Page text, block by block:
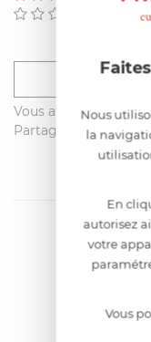
Vous avez acheté ce
Partagez votre avis
Nous
la
En
autorisez
votre
Vous